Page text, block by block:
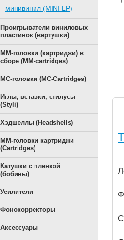
минивинил (MINI LP)
Проигрыватели виниловых
пластинок (вертушки)
ММ-головки (картриджи) в
сборе (MM-cartridges)
MC-головки (MC-Cartridges)
Иглы, вставки, стилусы
(Styli)
Хэдшеллы (Headshells)
ММ-головки картриджи
(Cartridges)
Катушки с пленкой
(бобины)
Усилители
Фонокорректоры
Аксессуары